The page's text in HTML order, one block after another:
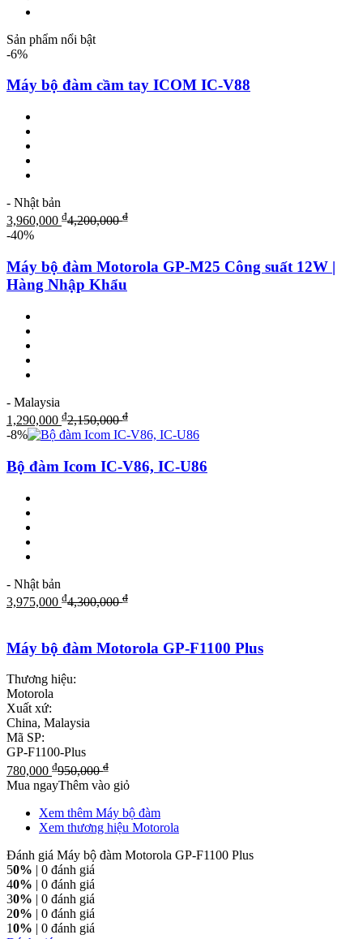
Sản phẩm nổi bật
-6%
Máy bộ đàm cầm tay ICOM IC-V88
- Nhật bản
3,960,000 ₫4,200,000₫
-40%
Máy bộ đàm Motorola GP-M25 Công suất 12W |
Hàng Nhập Khẩu
- Malaysia
1,290,000 ₫2,150,000₫
-8%
Bộ đàm Icom IC-V86, IC-U86
- Nhật bản
3,975,000 ₫4,300,000₫
Máy bộ đàm Motorola GP-F1100 Plus
Thương hiệu:
Motorola
Xuất xứ:
China, Malaysia
Mã SP:
GP-F1100-Plus
780,000 ₫950,000₫
Mua ngayThêm vào giỏ
Xem thêm Máy bộ đàm
Xem thương hiệu Motorola
Đánh giá Máy bộ đàm Motorola GP-F1100 Plus
50% | 0 đánh giá
40% | 0 đánh giá
30% | 0 đánh giá
20% | 0 đánh giá
10% | 0 đánh giá